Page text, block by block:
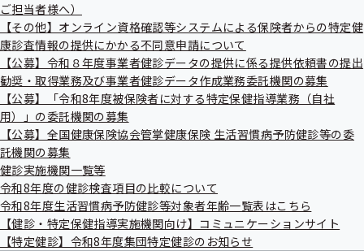
届
先
一
覧
の
ブ
保
健
導
の
ご担当者様へ）
【その他】オンライン資格確認等システムによる保険者からの特定健
康診査情報の提供にかかる不同意申請について
【公募】令和８年度事業者健診データの提供に係る提供依頼書の提出
勧奨・取得業務及び事業者健診データ作成業務委託機関の募集
【公募】「令和8年度被保険者に対する特定保健指導業務（自社
用）」の委託機関の募集
【公募】全国健康保険協会管掌健康保険 生活習慣病予防健診等の委
託機関の募集
健診実施機関一覧等
令和8年度の健診検査項目の比較について
令和8年度生活習慣病予防健診等対象者年齢一覧表はこちら
【健診・特定保健指導実施機関向け】コミュニケーションサイト
【特定健診】令和8年度集団特定健診のお知らせ
第83回香川支部評議会を開催いたします
標記について、次のとおり開催することとなりましたのでお
知らせいたします。
日時
令和7年7月23日（水）10時～12時